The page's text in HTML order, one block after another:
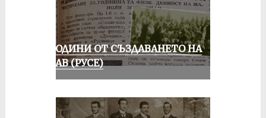
70 ГОДИНИ ОТ СЪЗДАВАНЕТО НА
ДУНАВ (РУСЕ)